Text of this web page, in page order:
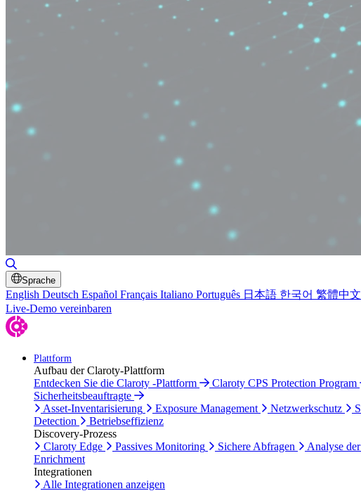
Sprache
English Deutsch Español Français Italiano Português 日本語 한국어 繁體中文
Live-Demo vereinbaren
Plattform
Aufbau der Claroty-Plattform
Entdecken Sie die Claroty -Plattform
Claroty CPS Protection Program
Sicherheitsbeauftragte
Asset-Inventarisierung
Exposure Management Netzwerkschutz
Detection
Betriebseffizienz
Discovery-Prozess
Claroty Edge
Passives Monitoring Sichere Abfragen Analyse
Enrichment
Integrationen
Alle Integrationen anzeigen